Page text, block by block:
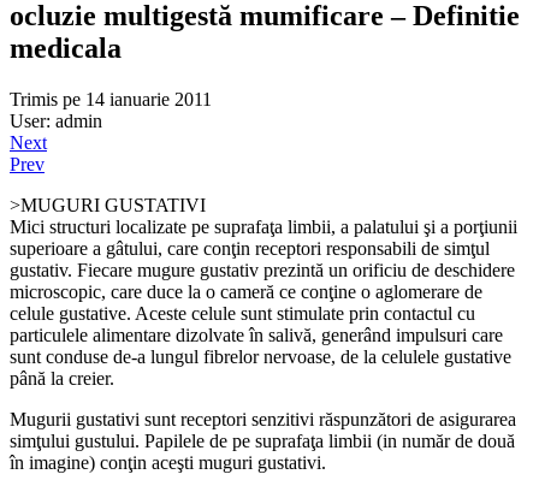
ocluzie multigestă mumificare – Definitie
medicala
Trimis pe 14 ianuarie 2011
User: admin
Next
Prev
>MUGURI GUSTATIVI
Mici structuri localizate pe supra­faţa limbii, a palatului şi a porţiunii
superioare a gâtului, care con­ţin receptori responsabili de sim­ţul
gustativ. Fiecare mugure gus­tativ prezintă un orificiu de des­chidere
microscopic, care duce la o cameră ce conţine o aglomerare de
celule gustative. Aceste celule sunt stimulate prin contactul cu
particulele alimentare dizolvate în salivă, generând impulsuri care
sunt conduse de-a lungul fibrelor nervoase, de la celulele gustative
până la creier.
Mugurii gustativi sunt receptori senzitivi răspunzători de asigurarea
simţului gustului. Papilele de pe suprafaţa limbii (in număr de două
în imagine) conţin aceşti muguri gustativi.